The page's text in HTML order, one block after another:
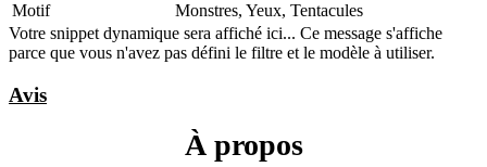
Motif
Monstres, Yeux, Tentacules
Votre snippet dynamique sera affiché ici... Ce message s'affiche
parce que vous n'avez pas défini le filtre et le modèle à utiliser.
Avis
À propos